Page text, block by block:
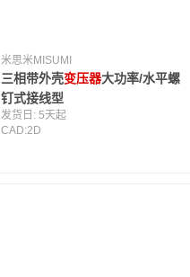
米思米MISUMI
三相带外壳变压器大功率/水平螺
钉式接线型
发货日:5天起
CAD:2D